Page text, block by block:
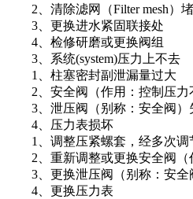
2、清除滤网（Filter mesh）
3、更换进水紧固联接处
4、检修研磨或更换阀组
3、系统(system)压力上不去
1、柱塞密封副泄漏量过大
2、安全阀（作用：控制压力
3、泄压阀（别称：安全阀）
4、压力表损坏
1、调整压紧螺套，经多次调
2、重新调整或更换安全阀（
3、更换泄压阀（别称：安全
4、更换压力表